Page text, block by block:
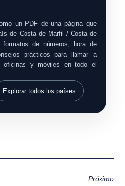
un PDF de una página que
de Costa de Marfil / Costa de
formatos de números, hora de
prácticos para llamar a
oficinas y móviles en todo el
Explorar todos los países
Próximo